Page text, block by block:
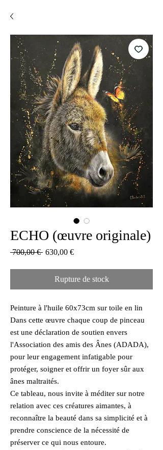
ECHO (œuvre originale)
700,00 € Prix
630,00 €Prix
Rupture de stock
Peinture à l'huile 60x73cm sur toile en lin
Dans cette œuvre chaque coup de pinceau
est une déclaration de soutien envers
l'Association des amis des Ânes (ADADA),
pour leur engagement infatigable pour
protéger, soigner et offrir un foyer sûr aux
ânes maltraités.
Ce tableau, nous invite à méditer sur notre
relation avec ces créatures aimantes, à
reconnaître la beauté dans sa simplicité et à
prendre conscience de la nécessité de
préserver ce qui nous entoure.